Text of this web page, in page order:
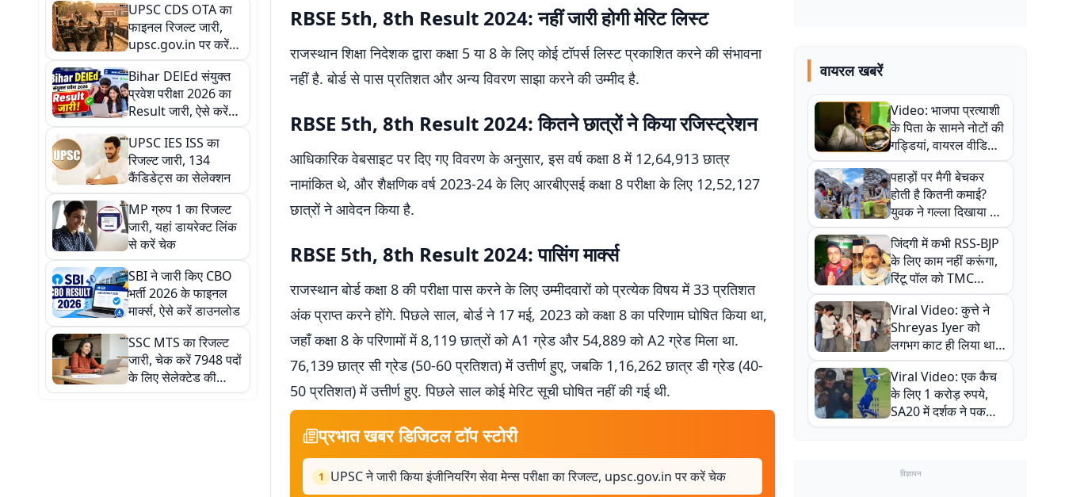
UPSC CDS OTA का
फाइनल रिजल्ट जारी,
upsc.gov.in पर करें
चेक
Bihar DElEd संयुक्त
प्रवेश परीक्षा 2026 का
Result जारी, ऐसे करें
चेक
UPSC IES ISS का
रिजल्ट जारी, 134
कैंडिडेट्स का सेलेक्शन
MP ग्रुप 1 का रिजल्ट
जारी, यहां डायरेक्ट लिंक
से करें चेक
SBI ने जारी किए CBO
भर्ती 2026 के फाइनल
मार्क्स, ऐसे करें डाउनलोड
SSC MTS का रिजल्ट
जारी, चेक करें 7948 पदों
के लिए सेलेक्टेड की
लिस्ट
RBSE 5th, 8th Result 2024: नहीं जारी होगी मेरिट लिस्ट
राजस्थान शिक्षा निदेशक द्वारा कक्षा 5 या 8 के लिए कोई टॉपर्स लिस्ट प्रकाशित करने की संभावना
नहीं है. बोर्ड से पास प्रतिशत और अन्य विवरण साझा करने की उम्मीद है.
RBSE 5th, 8th Result 2024: कितने छात्रों ने किया रजिस्ट्रेशन
आधिकारिक वेबसाइट पर दिए गए विवरण के अनुसार, इस वर्ष कक्षा 8 में 12,64,913 छात्र
नामांकित थे, और शैक्षणिक वर्ष 2023-24 के लिए आरबीएसई कक्षा 8 परीक्षा के लिए 12,52,127
छात्रों ने आवेदन किया है.
RBSE 5th, 8th Result 2024: पासिंग मार्क्स
राजस्थान बोर्ड कक्षा 8 की परीक्षा पास करने के लिए उम्मीदवारों को प्रत्येक विषय में 33 प्रतिशत
अंक प्राप्त करने होंगे. पिछले साल, बोर्ड ने 17 मई, 2023 को कक्षा 8 का परिणाम घोषित किया था,
जहाँ कक्षा 8 के परिणामों में 8,119 छात्रों को A1 ग्रेड और 54,889 को A2 ग्रेड मिला था.
76,139 छात्र सी ग्रेड (50-60 प्रतिशत) में उत्तीर्ण हुए, जबकि 1,16,262 छात्र डी ग्रेड (40-
50 प्रतिशत) में उत्तीर्ण हुए. पिछले साल कोई मेरिट सूची घोषित नहीं की गई थी.
प्रभात खबर डिजिटल टॉप स्टोरी
1 UPSC ने जारी किया इंजीनियरिंग सेवा मेन्स परीक्षा का रिजल्ट, upsc.gov.in पर करें चेक
वायरल खबरें
Video: भाजपा प्रत्याशी
के पिता के सामने नोटों की
गड्डियां, वायरल वीडियो
से राजनीति में उबाल,
अजित महतो बोले- TMC
की गंदी चाल
पहाड़ों पर मैगी बेचकर
होती है कितनी कमाई?
युवक ने गल्ला दिखाया तो
नौकरी वालों के खड़े हो गए
कान
जिंदगी में कभी RSS-BJP
के लिए काम नहीं करूंगा,
रिंटू पॉल को TMC
ऑफिस में ले जाकर पीटा,
Video वायरल
Viral Video: कुत्ते ने
Shreyas Iyer को
लगभग काट ही लिया था,
न्यूजीलैंड सीरीज से पहले
बाल-बाल बचे
Viral Video: एक कैच
के लिए 1 करोड़ रुपये,
SA20 में दर्शक ने पकड़ा
एक हाथ से गजब का कैच
विज्ञापन